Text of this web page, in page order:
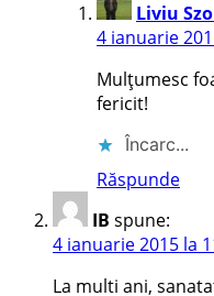
Liviu
4 ianuarie
Mulțumesc
fericit!
Încarc...
Răspunde
IB spune:
4 ianuarie 2015 la
La multi ani,